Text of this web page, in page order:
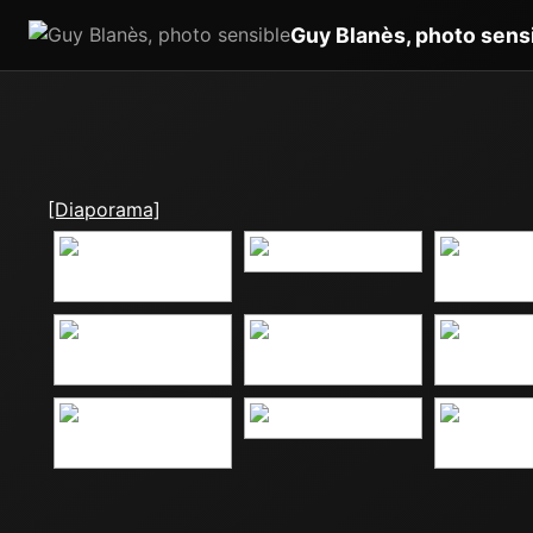
Guy Blanès, photo
[Diaporama]